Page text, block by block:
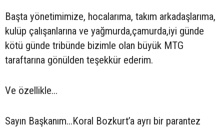
Başta yönetimimize, hocalarıma, takım arkadaşlarıma,
kulüp çalışanlarına ve yağmurda,çamurda,iyi günde
kötü günde tribünde bizimle olan büyük MTG
taraftarına gönülden teşekkür ederim.
Ve özellikle…
Sayın Başkanım...Koral Bozkurt’a ayrı bir parantez